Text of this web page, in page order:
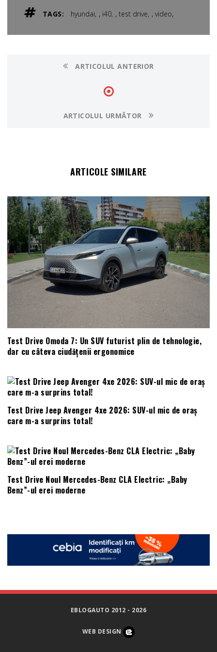
TAGS: hyundai , i40 ,test drive ,video,
ARTICOLUL ANTERIOR
ARTICOLUL URMĂTOR
ARTICOLE SIMILARE
Test Drive Omoda 7: Un SUV futurist plin de tehnologie,
dar cu câteva ciudățenii ergonomice
Test Drive Jeep Avenger 4xe 2026: SUV-ul mic de oraș
care m-a surprins total!
Test Drive Noul Mercedes-Benz CLA Electric: „Baby
Benz”-ul erei moderne
EBLOGAUTO 2012 - 2026
WEB DESIGN